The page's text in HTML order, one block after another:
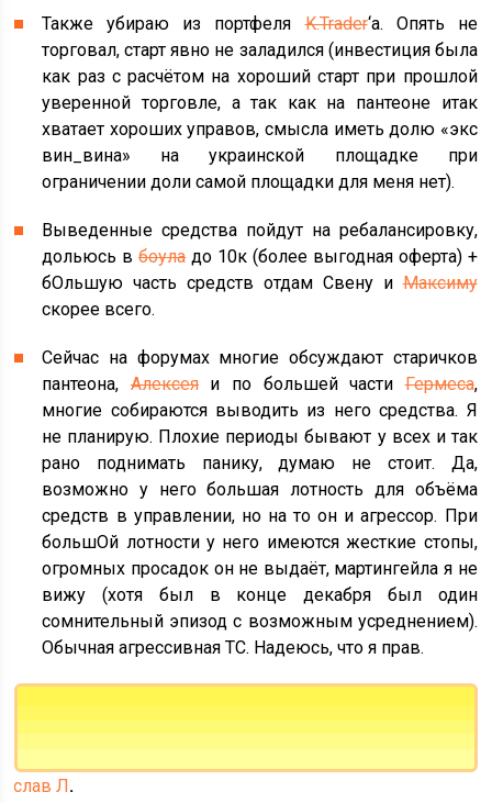
Также убираю из портфеляK.Trader‘a. Опять не
торговал, старт явно не заладился (инвестиция была
как раз с расчётом на хороший старт при прошлой
уверенной торговле, а так как на пантеоне итак
хватает хороших управов, смысла иметь долю «экс
вин_вина» на украинской площадке при
ограничении доли самой площадки для меня нет).
Выведенные средства пойдут на ребалансировку,
дольюсь вбоуладо 10к (более выгодная оферта) +
бОльшую часть средств отдам Свену иМаксиму
скорее всего.
Сейчас на форумах многие обсуждают старичков
пантеона, Алексеяи по большей частиГермеса,
многие собираются выводить из него средства. Я
не планирую. Плохие периоды бывают у всех и так
рано поднимать панику, думаю не стоит. Да,
возможно у него большая лотность для объёма
средств в управлении, но на то он и агрессор. При
большОй лотности у него имеются жесткие стопы,
огромных просадок он не выдаёт, мартингейла я не
вижу (хотя был в конце декабря был один
сомнительный эпизод с возможным усреднением).
Обычная агрессивная ТС. Надеюсь, что я прав.
Л.